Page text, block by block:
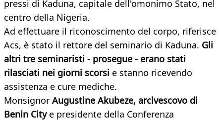
pressi di Kaduna, capitale dell'omonimo Stato, nel
centro della Nigeria.
Ad effettuare il riconoscimento del corpo, riferisce
Acs, è stato il rettore del seminario di Kaduna. Gli
altri tre seminaristi - prosegue - erano stati
rilasciati nei giorni scorsi e stanno ricevendo
assistenza e cure mediche.
Monsignor Augustine Akubeze, arcivescovo di
Benin Citye presidente della Conferenza